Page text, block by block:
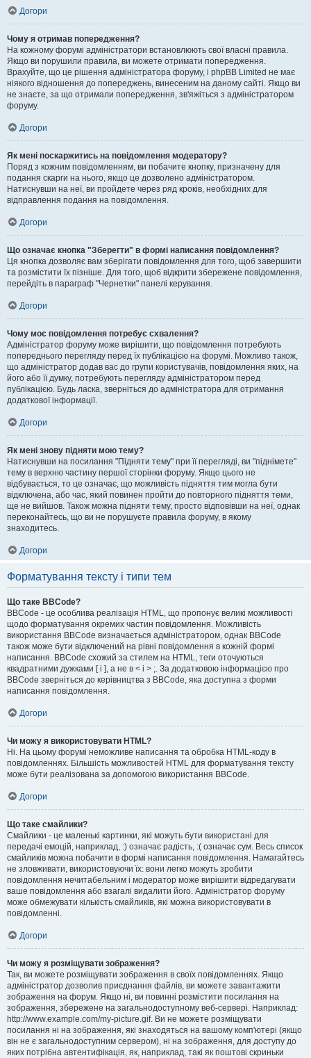
Догори
Чому я отримав попередження?
На кожному форумі адміністратори встановлюють свої власні правила.
Якщо ви порушили правила, ви можете отримати попередження.
Врахуйте, що це рішення адміністратора форуму, і phpBB Limited не має
ніякого відношення до попереджень, винесеним на даному сайті. Якщо ви
не знаєте, за що отримали попередження, зв'яжіться з адміністратором
форуму.
Догори
Як мені поскаржитись на повідомлення модератору?
Поряд з кожним повідомленням, ви побачите кнопку, призначену для
подання скарги на нього, якщо це дозволено адміністратором.
Натиснувши на неї, ви пройдете через ряд кроків, необхідних для
відправлення подання на повідомлення.
Догори
Що означає кнопка "Зберегти" в формі написання повідомлення?
Ця кнопка дозволяє вам зберігати повідомлення для того, щоб завершити
та розмістити їх пізніше. Для того, щоб відкрити збережене повідомлення,
перейдіть в параграф "Чернетки" панелі керування.
Догори
Чому моє повідомлення потребує схвалення?
Адміністратор форуму може вирішити, що повідомлення потребують
попереднього перегляду перед їх публікацією на форумі. Можливо також,
що адміністратор додав вас до групи користувачів, повідомлення яких, на
його або її думку, потребують перегляду адміністратором перед
публікацією. Будь ласка, зверніться до адміністратора для отримання
додаткової інформації.
Догори
Як мені знову підняти мою тему?
Натиснувши на посилання "Підняти тему" при її перегляді, ви "піднімете"
тему в верхню частину першої сторінки форуму. Якщо цього не
відбувається, то це означає, що можливість підняття тим могла бути
відключена, або час, який повинен пройти до повторного підняття теми,
ще не вийшов. Також можна підняти тему, просто відповівши на неї, однак
переконайтесь, що ви не порушуєте правила форуму, в якому
знаходитесь.
Догори
Форматування тексту і типи тем
Що таке BBCode?
BBCode - це особлива реалізація HTML, що пропонує великі можливості
щодо форматування окремих частин повідомлення. Можливість
використання BBCode визначається адміністратором, однак BBCode
також може бути відключений на рівні повідомлення в кожній формі
написання. BBCode схожий за стилем на HTML, теги оточуються
квадратними дужками [ і ], а не в < і > ;. За додатковою інформацією про
BBCode зверніться до керівництва з BBCode, яка доступна з форми
написання повідомлення.
Догори
Чи можу я використовувати HTML?
Ні. На цьому форумі неможливе написання та обробка HTML-коду в
повідомленнях. Більшість можливостей HTML для форматування тексту
може бути реалізована за допомогою використання BBCode.
Догори
Що таке смайлики?
Смайлики - це маленькі картинки, які можуть бути використані для
передачі емоцій, наприклад, :) означає радість, :( означає сум. Весь список
смайликів можна побачити в формі написання повідомлення. Намагайтесь
не зловживати, використовуючи їх: вони легко можуть зробити
повідомлення нечитабельним і модератор може вирішити відредагувати
ваше повідомлення або взагалі видалити його. Адміністратор форуму
може обмежувати кількість смайликів, які можна використовувати в
повідомленні.
Догори
Чи можу я розміщувати зображення?
Так, ви можете розміщувати зображення в своїх повідомленнях. Якщо
адміністратор дозволив приєднання файлів, ви можете завантажити
зображення на форум. Якщо ні, ви повинні розмістити посилання на
зображення, збережене на загальнодоступному веб-сервері. Наприклад:
http://www.example.com/my-picture.gif. Ви не можете розміщувати
посилання ні на зображення, які знаходяться на вашому комп'ютері (якщо
він не є загальнодоступним сервером), ні на зображення, для доступу до
яких потрібна автентифікація, як, наприклад, такі як поштові скриньки